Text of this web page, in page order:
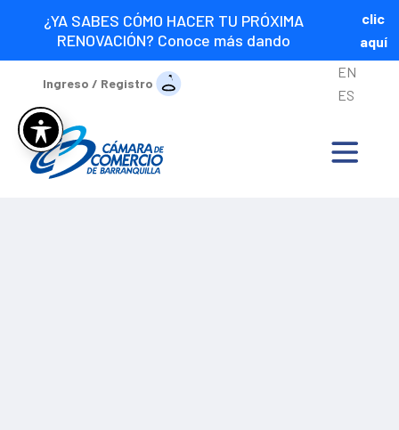
¿YA SABES CÓMO HACER TU PRÓXIMA
RENOVACIÓN? Conoce más dando
clic
aquí
Ingreso / Registro
EN
ES